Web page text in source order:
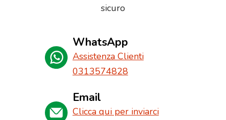
sicuro
WhatsApp
Assistenza Clienti
0313574828
Email
Clicca qui per inviarci